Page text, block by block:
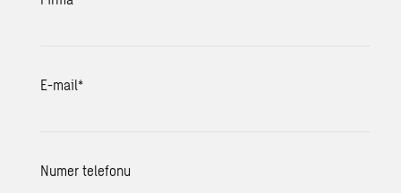
E-mail*
Numer telefonu